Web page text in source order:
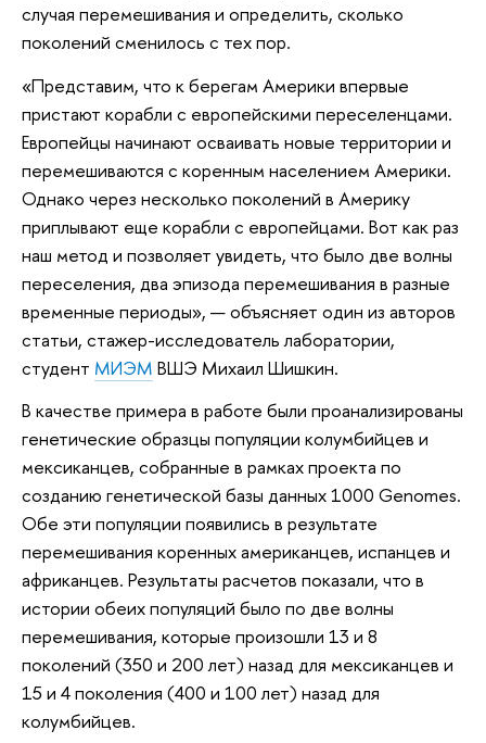
случая перемешивания и определить, сколько
поколений сменилось с тех пор.
«Представим, что к берегам Америки впервые
пристают корабли с европейскими переселенцами.
Европейцы начинают осваивать новые территории и
перемешиваются с коренным населением Америки.
Однако через несколько поколений в Америку
приплывают еще корабли с европейцами. Вот как раз
наш метод и позволяет увидеть, что было две волны
переселения, два эпизода перемешивания в разные
временные периоды», — объясняет один из авторов
статьи, стажер-исследователь лаборатории,
студент МИЭМ ВШЭ Михаил Шишкин.
В качестве примера в работе были проанализированы
генетические образцы популяции колумбийцев и
мексиканцев, собранные в рамках проекта по
созданию генетической базы данных 1000 Genomes.
Обе эти популяции появились в результате
перемешивания коренных американцев, испанцев и
африканцев. Результаты расчетов показали, что в
истории обеих популяций было по две волны
перемешивания, которые произошли 13 и 8
поколений (350 и 200 лет) назад для мексиканцев и
15 и 4 поколения (400 и 100 лет) назад для
колумбийцев.